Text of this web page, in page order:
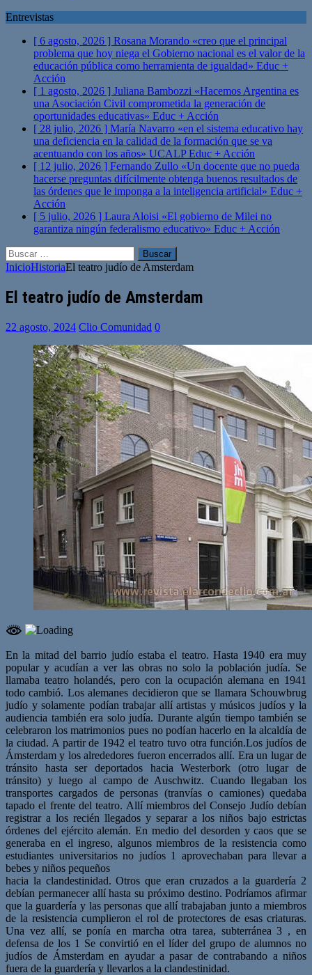
Entrevistas
[ 6 agosto, 2026 ] Rosana Morando «creo que el principal
problema que hoy niega el Gobierno nacional es el valor de la
educación pública como herramienta de igualdad» Educ +
Acción
[ 1 agosto, 2026 ] Juliana Bambozzi «Hacemos Argentina es
una Asociación Civil comprometida la generación de
oportunidades educativas» Educ + Acción
[ 28 julio, 2026 ] María Navarro «en el sistema educativo hay
una deficiencia en la calidad de la formación que se va
acentuando con los años» UCALPEduc + Acción
[ 12 julio, 2026 ] Fernando Zullo «Un docente que no pueda
hacerse preguntas difícilmente obtenga buenos resultados de
las órdenes que le imponga a la inteligencia artificial» Educ +
Acción
[ 5 julio, 2026 ] Laura Aloisi «El gobierno de Milei no
garantiza ningún federalismo educativo» Educ + Acción
Buscar:
InicioHistoriaEl teatro judío de Amsterdam
El teatro judío de Amsterdam
22 agosto, 2024 Clio Comunidad 0
En la mitad del barrio judío estaba el teatro. Hasta 1940 era muy
popular y acudían a ver las obras no solo la población judía. Se
llamaba teatro holandés, pero con la ocupación alemana en 1941
todo cambió. Los alemanes decidieron que se llamara Schouwbrug
judío y solamente podían trabajar allí artistas y músicos judíos y la
audiencia también era solo judía. Durante algún tiempo también se
celebraron los matrimonios pues no podían hacerlo en la alcaldía de
la ciudad. A partir de 1942 el teatro tuvo otra función.Los judíos de
Ámsterdam y los alrededores fueron encerrados allí. Era un lugar de
tránsito hasta ser deportados hacia Westerbork (otro lugar de
tránsito) y luego al campo de Auschwitz. Cuando llegaban los
transportes cargados de personas (tranvías o camiones) quedaba
tapado el frente del teatro. Allí miembros del Consejo Judío debían
registrar a los recién llegados y separar a los niños bajo estrictas
órdenes del ejército alemán. En medio del desorden y caos que se
generaba en el ingreso, algunos miembros de la resistencia como
estudiantes universitarios no judíos 1 aprovechaban para llevar a
bebes y niños pequeños
hacia la clandestinidad. Otros que eran cruzados a la guardería 2
debían permanecer allí hasta su próximo destino. Podríamos afirmar
que la guardería y las personas que allí trabajaban junto a miembros
de la resistencia cumplieron el rol de protectores de esas criaturas.
Una vez allí, se ponía en marcha otra tarea, subterránea 3 , en
defensa de los 1 Se convirtió en el líder del grupo de alumnos no
judíos de Ámsterdam en ayudar a pasar de contrabando a niños
fuera de la guardería y llevarlos a la clandestinidad.